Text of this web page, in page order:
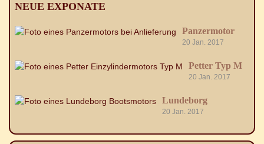
NEUE EXPONATE
Panzermotor
20 Jan. 2017
Petter Typ M
20 Jan. 2017
Lundeborg
20 Jan. 2017